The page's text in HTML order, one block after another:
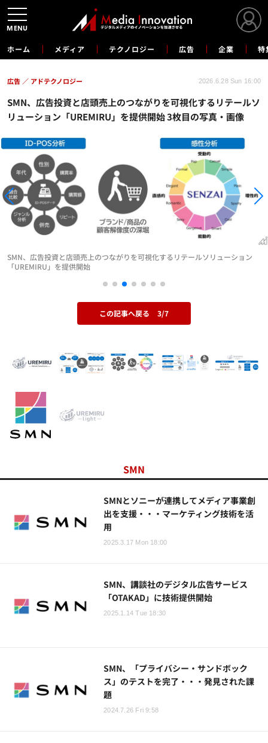
ホーム メディア テクノロジー 広告 企業 特
SMN、広告投資と店頭売上のつながりを可視化するリテールソ
リューション「UREMIRU」を提供開始 3枚目の写真・画像
広告 アドテクノロジー 2026.6.28 Sun 16:00
SMN、広告投資と店頭売上のつながりを可視化するリテールソリューション
「UREMIRU」を提供開始
この記事へ戻る 3/7
SMN
SMNとソニーが連携してメディア事業創
出を支援・・・マーケティング技術を活
用
2025.3.17 Mon 18:00
SMN、講談社のデジタル広告サービス
「OTAKAD」に技術提供開始
2025.1.14 Tue 18:30
SMN、「プライバシー・サンドボック
ス」のテストを完了・・・発見された課
題
2024.7.26 Fri 9:58
MENU